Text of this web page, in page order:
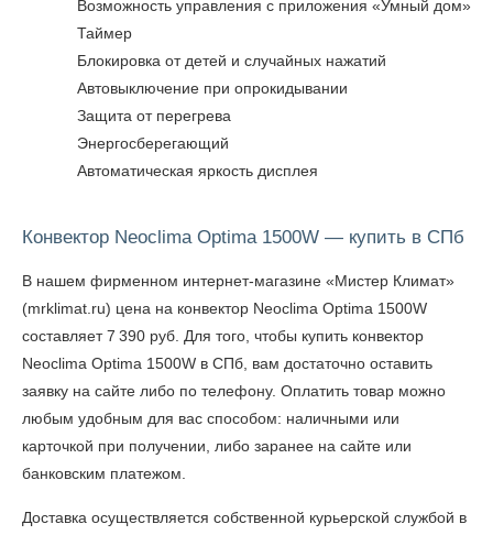
Возможность управления с приложения «Умный дом»
Таймер
Блокировка от детей и случайных нажатий
Автовыключение при опрокидывании
Защита от перегрева
Энергосберегающий
Автоматическая яркость дисплея
Конвектор Neoclima Optima 1500W — купить в СПб
В нашем фирменном интернет-магазине «Мистер Климат»
(mrklimat.ru) цена на конвектор Neoclima Optima 1500W
составляет 7 390 руб. Для того, чтобы купить конвектор
Neoclima Optima 1500W в СПб , вам достаточно оставить
заявку на сайте либо по телефону. Оплатить товар можно
любым удобным для вас способом: наличными или
карточкой при получении, либо заранее на сайте или
банковским платежом.
Доставка осуществляется собственной курьерской службой в